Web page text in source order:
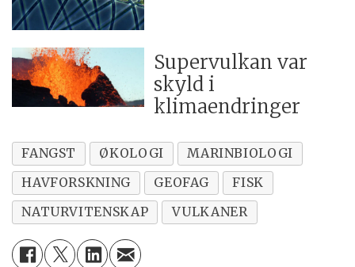
Supervulkan var
skyld i
klimaendringer
FANGST ØKOLOGI
MARINBIOLOGI
HAVFORSKNING
GEOFAG
FISK
NATURVITENSKAP
VULKANER